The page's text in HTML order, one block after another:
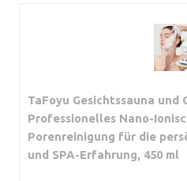
TaFoyu Gesichtssauna und
Professionelles Nano-
Porenreinigung für die
und SPA-Erfahrung, 450 ml